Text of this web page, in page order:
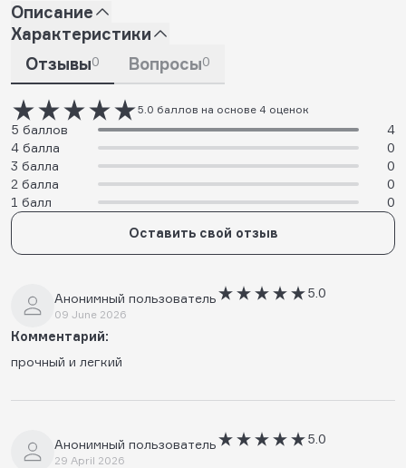
Описание
Характеристики
Отзывы0 Вопросы0
5.0 баллов на основе 4 оценок
5 баллов
4
4 балла
0
3 балла
0
2 балла
0
1 балл
0
Оставить свой отзыв
Анонимный пользователь
09 June 2026
5.0
Комментарий:
прочный и легкий
Анонимный пользователь
29 April 2026
5.0